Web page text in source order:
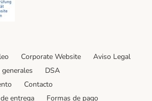
Corporate Website
Aviso Legal
DSA
Contacto
entrega
Formas de pago